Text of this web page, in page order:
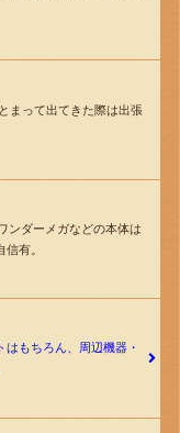
まって出てきた際は出張
ンダーメガなどの本体は
有。
もちろん、周辺機器・